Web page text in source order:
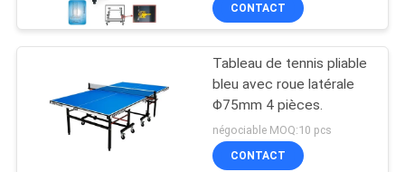
PLAN
SITE
CONTACT
Tableau de tennis pliable
bleu avec roue latérale
Φ75mm 4 pièces.
négociable MOQ:10 pcs
CONTACT